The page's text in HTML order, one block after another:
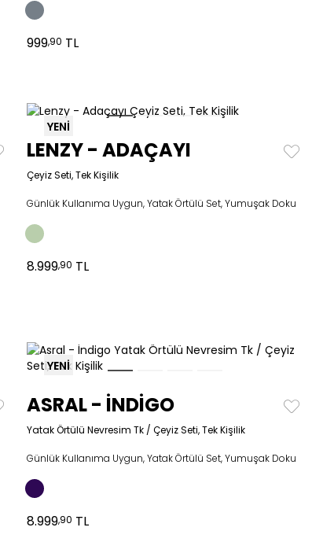
999,90 TL
YENİ
LENZY - ADAÇAYI
Çeyiz Seti, Tek Kişilik
Günlük Kullanıma Uygun, Yatak Örtülü Set, Yumuşak Doku
8.999,90 TL
YENİ
ASRAL - İNDİGO
Yatak Örtülü Nevresim Tk / Çeyiz Seti, Tek Kişilik
Günlük Kullanıma Uygun, Yatak Örtülü Set, Yumuşak Doku
8.999,90 TL